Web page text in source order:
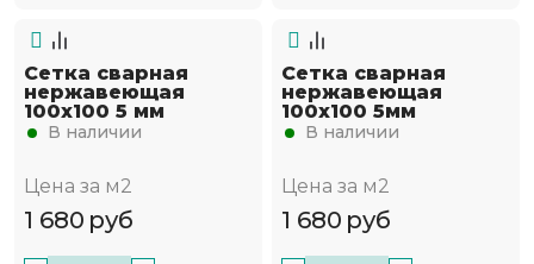
Сетка сварная
нержавеющая
100х100 5 мм
В наличии
Цена за м2
1 680 руб
Сетка сварная
нержавеющая
100х100 5мм
В наличии
Цена за м2
1 680 руб